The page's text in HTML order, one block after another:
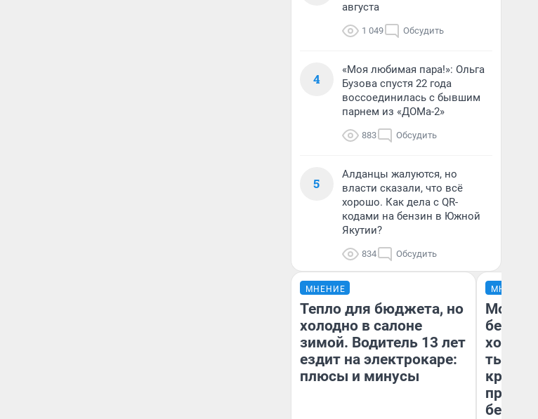
августа
1 049 Обсудить
4
«Моя любимая пара!»: Ольга
Бузова спустя 22 года
воссоединилась с бывшим
парнем из «ДОМа-2»
883 Обсудить
5
Алданцы жалуются, но
власти сказали, что всё
хорошо. Как дела с QR-
кодами на бензин в Южной
Якутии?
834 Обсудить
МНЕНИЕ
Тепло для бюджета, но
холодно в салоне
зимой. Водитель 13 лет
ездит на электрокаре:
плюсы и минусы
МНЕНИЕ
Мой
хотела
тысяч,